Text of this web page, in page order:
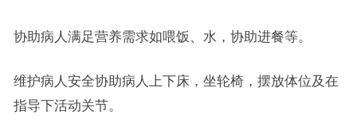
协助病人满足营养需求如喂饭、水，协助进餐等。
维护病人安全协助病人上下床，坐轮椅，摆放体位及在
指导下活动关节。